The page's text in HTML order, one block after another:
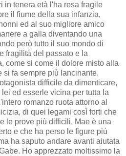
in tenera età l'ha resa fragile
il fiume della sua infanzia,
ed al suo migliore amico
a galla diventando una
però tutto il suo mondo di
fragilità del passato e la
come si come il dolore misto alla
si fa sempre più lancinante.
difficile da dimenticare,
ed esserle vicina per tutta la
romanzo ruota attorno al
di quei legami così forti che
le prove più difficili. Mae è una
e che ha perso le figure più
ha saputo andare avanti aiutata
Ho apprezzato moltissimo la